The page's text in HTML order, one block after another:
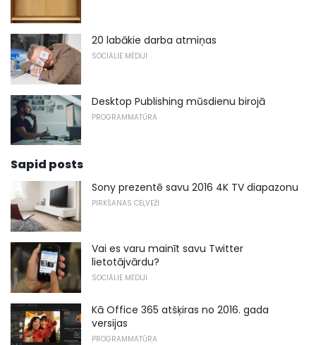
20 labākie darba atmiņas
SOCIĀLIE MĒDIJI
Desktop Publishing mūsdienu birojā
PROGRAMMATŪRA
Sapid posts
Sony prezentē savu 2016 4K TV diapazonu
PIRKŠANAS CEĻVEŽI
Vai es varu mainīt savu Twitter
lietotājvārdu?
SOCIĀLIE MĒDIJI
Kā Office 365 atšķiras no 2016. gada
versijas
PROGRAMMATŪRA